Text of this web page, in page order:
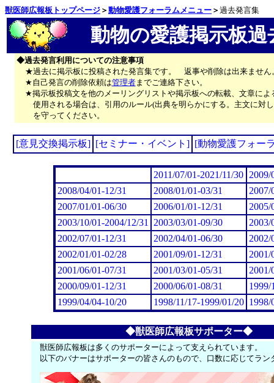
獣医師広報板トップページ ＞ 動物愛護フォーラムメニュー ＞ 過去発言集
動物の愛護掲示板過
◆過去発言利用についての注意事項
★過去に掲示板に投稿された発言集です。 返事や削除は出来ません
★自己発言の削除依頼は管理者までご連絡下さい。
★掲示板投稿文を他のメーリングリストや掲示板への転載、文章によ
使用される場合は、引用のルール(出典を明らかにする。主文に対
を守ってください。
[意見交換掲示板] [セミナー・イベント] [動物愛護フォー
2011/07/01-2021/11/30 2009/
2008/04/01-12/31
2008/01/01-03/31
2007/
2007/01/01-06/30
2006/01/01-12/31
2005/
2003/10/01-2004/12/31
2003/03/01-09/30
2003/
2002/07/01-12/31
2002/04/01-06/30
2002/
2002/01/01-02/28
2001/09/01-12/31
2001/
2001/06/01-07/31
2001/03/01-05/31
2001/
2000/09/01-12/31
2000/06/01-08/31
1999/
1999/04/04-10/20
1998/11/17-1999/01/20 1998/
◆獣医師広報板サポーター◆
獣医師広報板は多くのサポーターによって支えられています。
以下のバナーはサポーターの皆さんのもので、口数に応じてラ